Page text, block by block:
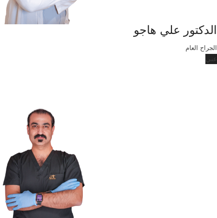
الدكتور علي هاجو
الجراح العام
عني